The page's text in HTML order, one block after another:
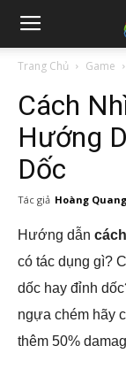
Trang Chủ Game
Cách
Hướng
Dốc
Tác giả Hoàng
Hướng dẫn
có tác dụng gì?
dốc hay đỉnh
ngựa chém hãy
thêm 50%